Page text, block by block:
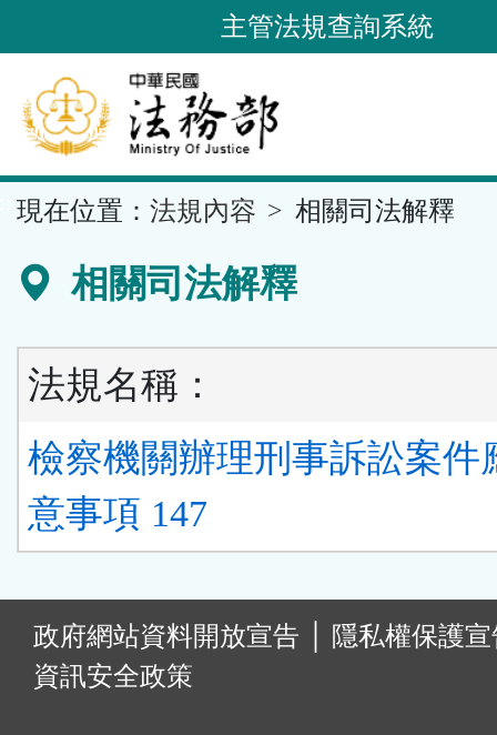
到
要
內
容
區
主管法規查詢系統
現在位置： 法規內容 相關司法解釋
相關司法解釋
法規名稱：
檢察機關辦理刑事訴訟案件
意事項 147
政府網站資料開放宣告
隱私權保護
資訊安全政策